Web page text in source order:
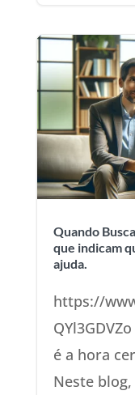
Quando
que indicam
ajuda.
https://
é a hora
Neste